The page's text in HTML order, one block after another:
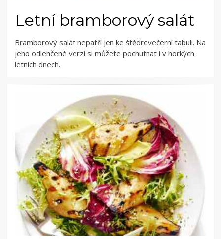
Letní bramborový salát
Bramborový salát nepatří jen ke štědrovečerní tabuli. Na
jeho odlehčené verzi si můžete pochutnat i v horkých
letních dnech.